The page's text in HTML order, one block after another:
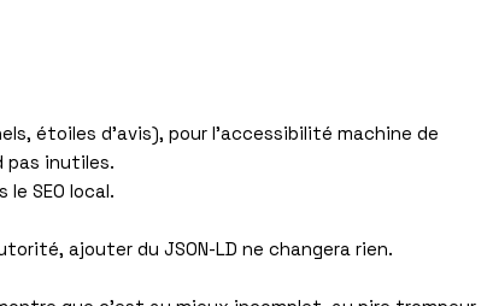
étoiles d’avis), pour l’accessibilité machine de
pas inutiles.
SEO local.
ajouter du JSON-LD ne changera rien.